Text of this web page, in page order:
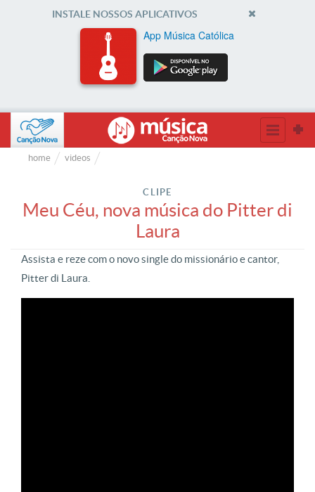
INSTALE NOSSOS APLICATIVOS
App Música Católica
home videos
CLIPE
Meu Céu, nova música do Pitter di
Laura
Assista e reze com o novo single do missionário e cantor,
Pitter di Laura.